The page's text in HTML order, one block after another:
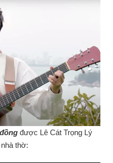
được Lê Cát Trọng Lý
thờ: